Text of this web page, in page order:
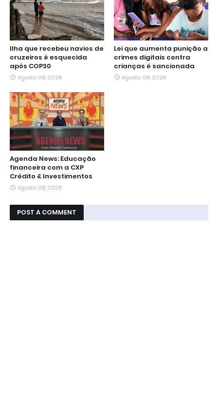
Ilha que recebeu navios de
cruzeiros é esquecida
após COP30
Agosto 08, 2026
Lei que aumenta punição a
crimes digitais contra
crianças é sancionada
Agosto 08, 2026
Agenda News: Educação
financeira com a CXP
Crédito & Investimentos
Agosto 08, 2026
POST A COMMENT